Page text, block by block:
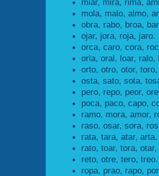
miar, mira, rima,
mola, malo, almo,
obra, rabo, broa,
ojar, jora, roja, jaro.
orca, caro, cora,
orla, oral, loar, ralo,
orto, otro, otor,
osta, sato, sota,
pero, repo, peor,
poca, paco, capo,
ramo, mora, amor,
raso, osar, sora,
rata, tara, atar, arta.
rato, toar, tora,
reto, otre, tero, treo.
ropa, prao, rapo,